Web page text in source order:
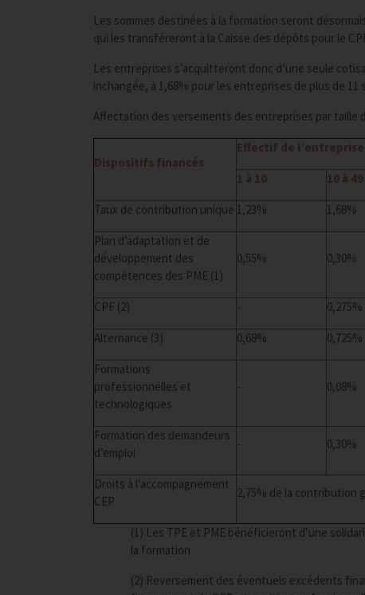
Les sommes destinées à la formation seront
qui les transféreront à la Caisse des dépôts pour le
Les entreprises s’acquitteront donc d’une seule
inchangée, à 1,68% pour les entreprises de plus de 11
Affectation des versements des entreprises par taille
Dispositifs financés
Effectif de l’entreprise
1 à 10 10 à 49
Taux de contribution unique 1,23% 1,68%
Plan d’adaptation et de
développement des
compétences des PME (1)
0,55% 0,30%
CPF (2) - 0,275%
Alternance (3) 0,68% 0,725%
Formations
professionnelles et
technologiques
- 0,08%
Formation des demandeurs
d’emploi
- 0,30%
Droits à l’accompagnement
CEP
2,75% de la contribution
(1) Les TPE et PME bénéficieront d’une
la formation
(2) Reversement des éventuels excédents